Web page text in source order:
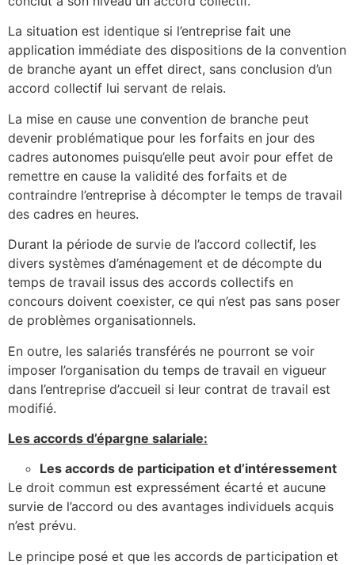
La situation est identique si l’entreprise fait une
application immédiate des dispositions de la convention
de branche ayant un effet direct, sans conclusion d’un
accord collectif lui servant de relais.
La mise en cause une convention de branche peut
devenir problématique pour les forfaits en jour des
cadres autonomes puisqu’elle peut avoir pour effet de
remettre en cause la validité des forfaits et de
contraindre l’entreprise à décompter le temps de travail
des cadres en heures.
Durant la période de survie de l’accord collectif, les
divers systèmes d’aménagement et de décompte du
temps de travail issus des accords collectifs en
concours doivent coexister, ce qui n’est pas sans poser
de problèmes organisationnels.
En outre, les salariés transférés ne pourront se voir
imposer l’organisation du temps de travail en vigueur
dans l’entreprise d’accueil si leur contrat de travail est
modifié.
Les accords d’épargne salariale:
Les accords de participation et d’intéressement
Le droit commun est expressément écarté et aucune
survie de l’accord ou des avantages individuels acquis
n’est prévu.
Le principe posé et que les accords de participation et